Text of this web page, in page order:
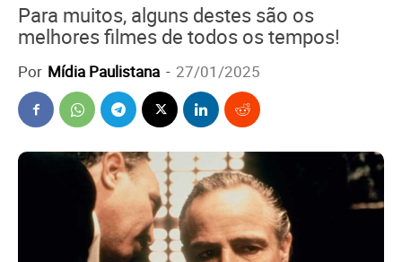
Para muitos, alguns destes são os
melhores filmes de todos os tempos!
Por Mídia Paulistana - 27/01/2025